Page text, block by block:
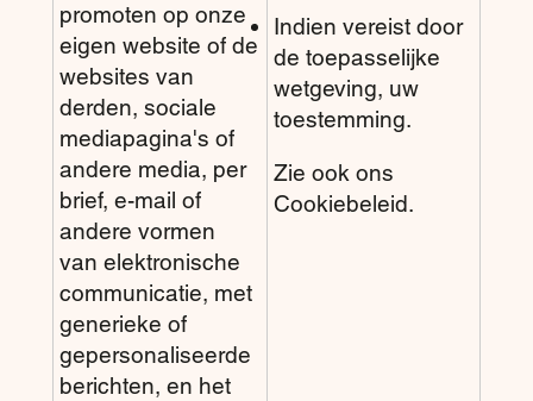
promoten op onze
eigen website of de
websites van
derden, sociale
mediapagina's of
andere media, per
brief, e-mail of
andere vormen
van elektronische
communicatie, met
generieke of
gepersonaliseerde
berichten, en het
Indien vereist door
de toepasselijke
wetgeving, uw
toestemming.
Zie ook ons
Cookiebeleid.